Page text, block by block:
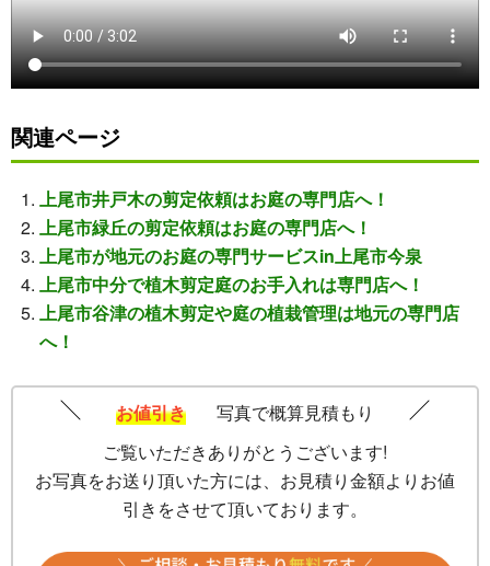
関連ページ
上尾市井戸木の剪定依頼はお庭の専門店へ！
上尾市緑丘の剪定依頼はお庭の専門店へ！
上尾市が地元のお庭の専門サービスin上尾市今泉
上尾市中分で植木剪定庭のお手入れは専門店へ！
上尾市谷津の植木剪定や庭の植栽管理は地元の専門店
へ！
お値引き
写真で概算見積もり
ご覧いただきありがとうございます!
お写真をお送り頂いた方には、お見積り金額よりお値
引きをさせて頂いております。